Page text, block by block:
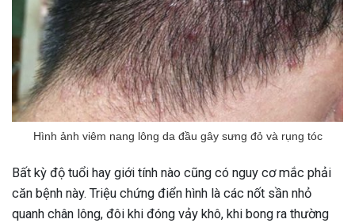
Sau Sinh Có Tự Khỏi
Thông Tin Cần Biết
sau sinh là tình trạng viêm da
Hình ảnh viêm nang lông da đầu gây sưng đỏ và rụng tóc
Bất kỳ độ tuổi hay giới tính nào cũng có nguy cơ mắc phải
căn bệnh này. Triệu chứng điển hình là các nốt sần nhỏ
quanh chân lông, đôi khi đóng vảy khô, khi bong ra thường